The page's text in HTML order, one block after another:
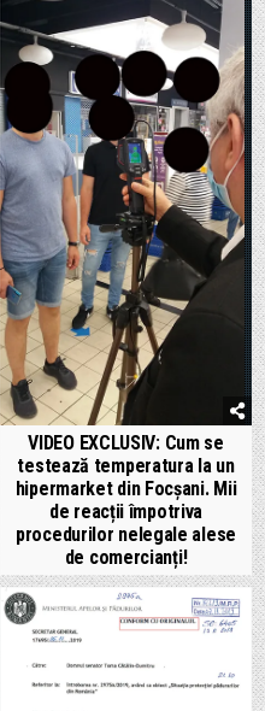
VIDEO EXCLUSIV: Cum se
testează temperatura la un
hipermarket din Focșani. Mii
de reacții împotriva
procedurilor nelegale alese
de comercianți!